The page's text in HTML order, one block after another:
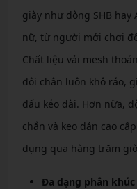
giày như dòng SHB hay
nữ, từ người mới chơi
Chất liệu vải mesh
đôi chân luôn khô ráo,
đấu kéo dài. Hơn nữa,
chắn và keo dán cao
dụng qua hàng trăm
Đa dạng phân khúc